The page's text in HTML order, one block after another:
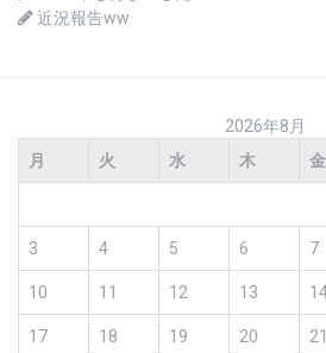
近況報告ww
2026年8月
月
火 水 木 金
3 4 5 6 7
10 11 12 13
17 18 19 20 21